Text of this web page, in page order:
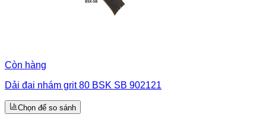
Còn hàng
Dải đai nhám grit 80 BSK SB 902121
Chọn để so sánh